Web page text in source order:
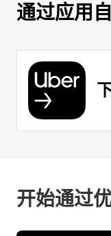
通过应用
开始通过